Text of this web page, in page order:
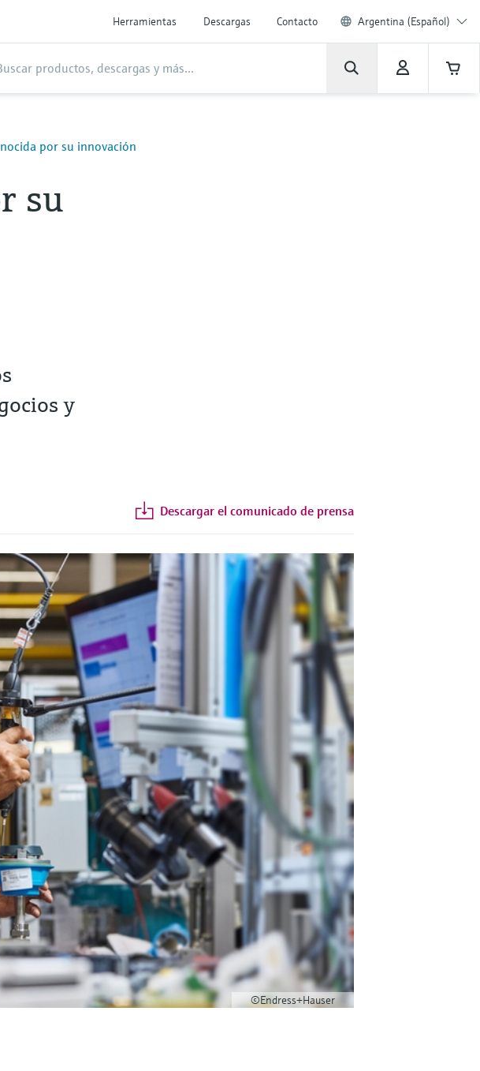
Herramientas Descargas Contacto Argentina (Español)
por su innovación
su
y
Descargar el comunicado de prensa
©Endress+Hauser